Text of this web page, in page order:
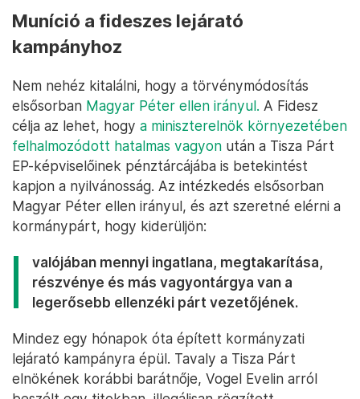
Muníció a fideszes lejárató
kampányhoz
Nem nehéz kitalálni, hogy a törvénymódosítás
elsősorban Magyar Péter ellen irányul. A Fidesz
célja az lehet, hogy a miniszterelnök környezetében
felhalmozódott hatalmas vagyon után a Tisza Párt
EP-képviselőinek pénztárcájába is betekintést
kapjon a nyilvánosság. Az intézkedés elsősorban
Magyar Péter ellen irányul, és azt szeretné elérni a
kormánypárt, hogy kiderüljön:
valójában mennyi ingatlana, megtakarítása,
részvénye és más vagyontárgya van a
legerősebb ellenzéki párt vezetőjének.
Mindez egy hónapok óta épített kormányzati
lejárató kampányra épül. Tavaly a Tisza Párt
elnökének korábbi barátnője, Vogel Evelin arról